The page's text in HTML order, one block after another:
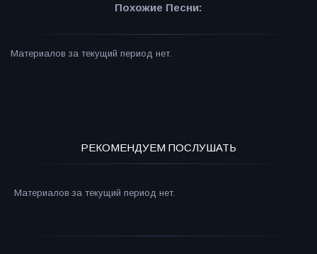
Похожие Песни:
Материалов за текущий период нет.
РЕКОМЕНДУЕМ ПОСЛУШАТЬ
Материалов за текущий период нет.